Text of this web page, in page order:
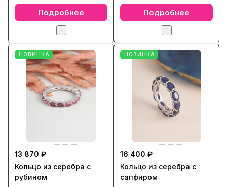
Подробнее Подробнее
НОВИНКА
13 870 ₽
Кольцо из серебра с
рубином
НОВИНКА
16 400 ₽
Кольцо из серебра с
сапфиром